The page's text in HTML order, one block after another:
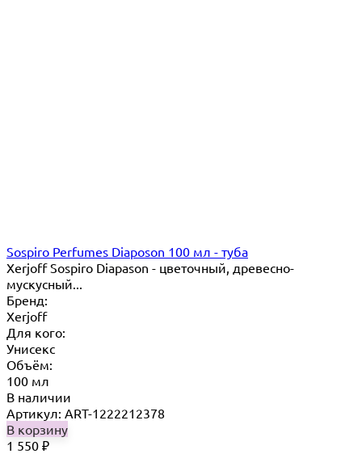
Sospiro Perfumes Diaposon 100 мл - туба
Xerjoff Sospiro Diapason - цветочный, древесно-
мускусный...
Бренд:
Xerjoff
Для кого:
Унисекс
Объём:
100 мл
В наличии
Артикул: ART-1222212378
В корзину
1 550 ₽